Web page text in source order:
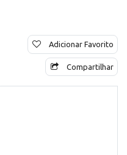
Adicionar Favorito
Compartilhar